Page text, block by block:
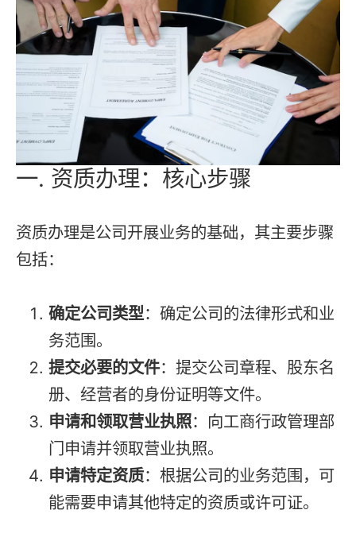
一. 资质办理：核心步骤
资质办理是公司开展业务的基础，其主要步骤
包括：
确定公司类型：确定公司的法律形式和业
务范围。
提交必要的文件：提交公司章程、股东名
册、经营者的身份证明等文件。
申请和领取营业执照：向工商行政管理部
门申请并领取营业执照。
申请特定资质：根据公司的业务范围，可
能需要申请其他特定的资质或许可证。